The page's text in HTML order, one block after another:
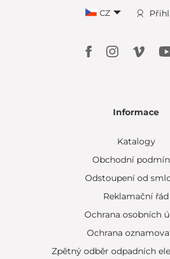
CZ
Informace
Katalogy
Obchodní
Odstoupení od
Reklamační řád
Ochrana osobních
Ochrana
Zpětný odběr odpadních